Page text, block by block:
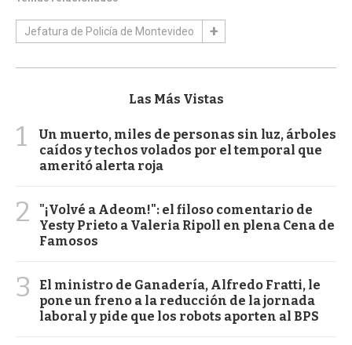
Jefatura de Policía de Montevideo
Las Más Vistas
1
Un muerto, miles de personas sin luz, árboles
caídos y techos volados por el temporal que
ameritó alerta roja
2
"¡Volvé a Adeom!": el filoso comentario de
Yesty Prieto a Valeria Ripoll en plena Cena de
Famosos
3
El ministro de Ganadería, Alfredo Fratti, le
pone un freno a la reducción de la jornada
laboral y pide que los robots aporten al BPS